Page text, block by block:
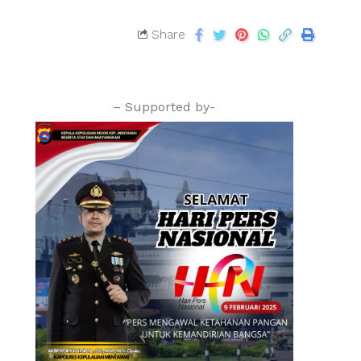
Share
– Supported by-